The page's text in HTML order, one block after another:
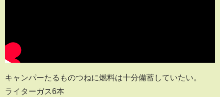
キャンパーたるものつねに燃料は十分備蓄していたい。
ライターガス6本